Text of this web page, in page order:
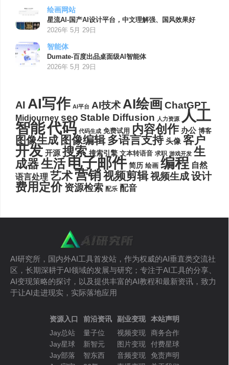
绘画网站
星流AI-国产AI设计平台，中文理解强、国风效果好
2026年 5月 29日
智能体
Dumate-百度出品桌面级AI智能体
2026年 5月 29日
AI AI写作 AI平台 AI技术AI绘画ChatGPT
Midjourney seo Stable Diffusion 人力资源 人工
智能代码 代码生成 免费试用 内容创作 办公 博客
图像生成 图像编辑 多语言支持 头像 客户
开发 开源 搜索 搜索引擎 文本转语音 求职 游戏开发 生
成器生活电子邮件 简历 绘画 编程 自然
语言处理 艺术营销视频剪辑视频生成设计
费用定价 资源检索 配乐 配音
AI研究所，国内外AI工具首发站，作为权威的AI垂直类交流社
区，长期深耕于AI领域的发展与研究；专注于AI工具的分享、
AI变现策略的探讨，以及提供丰富的AI教程和最新资讯，致力
于让AI走进现实，实际落地应用
资源入口
Jay总站
Jay星球
Jay部落
前沿资讯
量子位
新智元
智东西
副业变现
视频变现
图片变现
音频变现
本站声明
商务合作
付费星球
免责声明